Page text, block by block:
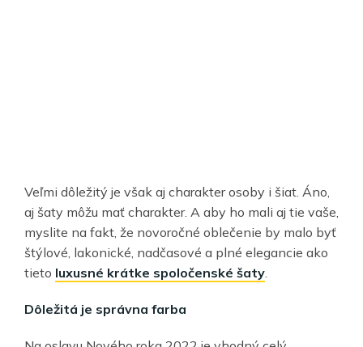
Veľmi dôležitý je však aj charakter osoby i šiat. Áno,
aj šaty môžu mať charakter. A aby ho mali aj tie vaše,
myslite na fakt, že novoročné oblečenie by malo byť
štýlové, lakonické, nadčasové a plné elegancie ako
tieto luxusné krátke spoločenské šaty.
Dôležitá je správna farba